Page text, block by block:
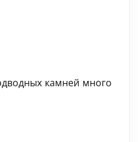
камней много